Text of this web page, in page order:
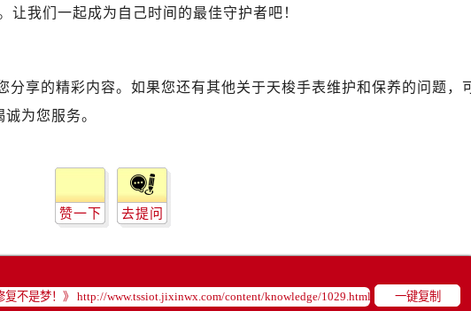
我们一起成为自己时间的最佳守护者吧！
分享的精彩内容。如果您还有其他关于天梭手表维护和保养的问题，
为您服务。
赞一下 去提问
一键复制